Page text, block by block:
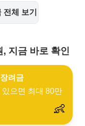
체 보기
, 지금 바로 확인
려금
있으면 최대 80만
👶